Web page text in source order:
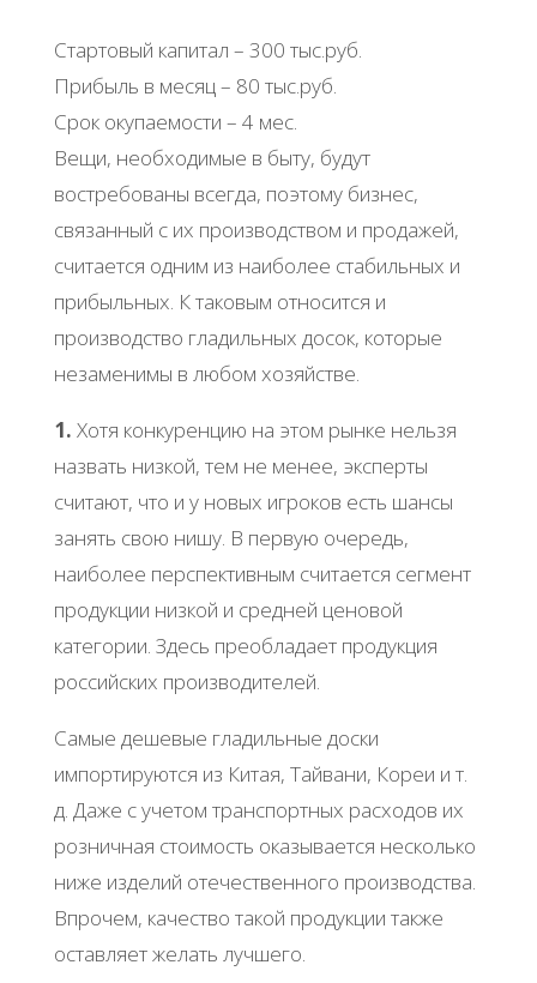
Стартовый капитал – 300 тыс.руб.
Прибыль в месяц – 80 тыс.руб.
Срок окупаемости – 4 мес.
Вещи, необходимые в быту, будут
востребованы всегда, поэтому бизнес,
связанный с их производством и продажей,
считается одним из наиболее стабильных и
прибыльных. К таковым относится и
производство гладильных досок, которые
незаменимы в любом хозяйстве.
1. Хотя конкуренцию на этом рынке нельзя
назвать низкой, тем не менее, эксперты
считают, что и у новых игроков есть шансы
занять свою нишу. В первую очередь,
наиболее перспективным считается сегмент
продукции низкой и средней ценовой
категории. Здесь преобладает продукция
российских производителей.
Самые дешевые гладильные доски
импортируются из Китая, Тайвани, Кореи и т.
д. Даже с учетом транспортных расходов их
розничная стоимость оказывается несколько
ниже изделий отечественного производства.
Впрочем, качество такой продукции также
оставляет желать лучшего.